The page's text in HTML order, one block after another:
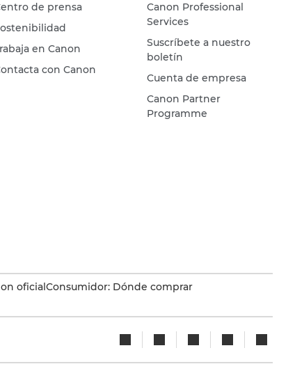
de prensa
en Canon
con Canon
Canon Professional
Services
Suscríbete a nuestro
boletín
Cuenta de empresa
Canon Partner
Programme
oficialConsumidor: Dónde comprar